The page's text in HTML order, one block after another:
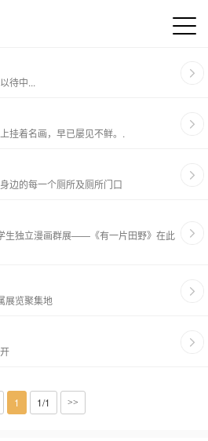
待中...
挂着名画，早已屡见不鲜。.
边的每一个厕所及厕所门口
生独立漫画群展——《有一片田野》在此
展览聚集地
1 1/1 >>